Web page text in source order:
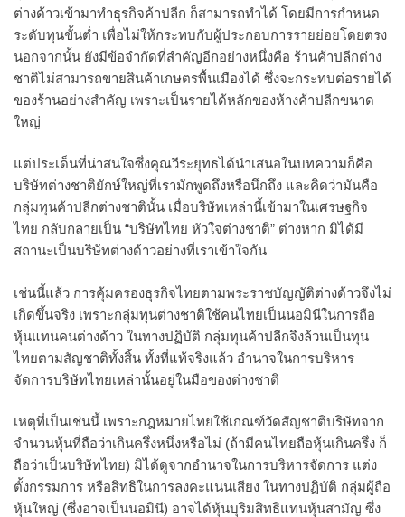
ต่างด้าวเข้ามาทำธุรกิจค้าปลีก ก็สามารถทำได้ โดยมีการกำหนด
ระดับทุนขั้นต่ำ เพื่อไม่ให้กระทบกับผู้ประกอบการรายย่อยโดยตรง
นอกจากนั้น ยังมีข้อจำกัดที่สำคัญอีกอย่างหนึ่งคือ ร้านค้าปลีกต่าง
ชาติไม่สามารถขายสินค้าเกษตรพื้นเมืองได้ ซึ่งจะกระทบต่อรายได้
ของร้านอย่างสำคัญ เพราะเป็นรายได้หลักของห้างค้าปลีกขนาด
ใหญ่
แต่ประเด็นที่น่าสนใจซึ่งคุณวีระยุทธได้นำเสนอในบทความก็คือ
บริษัทต่างชาติยักษ์ใหญ่ที่เรามักพูดถึงหรือนึกถึง และคิดว่ามันคือ
กลุ่มทุนค้าปลีกต่างชาตินั้น เมื่อบริษัทเหล่านี้เข้ามาในเศรษฐกิจ
ไทย กลับกลายเป็น “บริษัทไทย หัวใจต่างชาติ” ต่างหาก มิได้มี
สถานะเป็นบริษัทต่างด้าวอย่างที่เราเข้าใจกัน
เช่นนี้แล้ว การคุ้มครองธุรกิจไทยตามพระราชบัญญัติต่างด้าวจึงไม่
เกิดขึ้นจริง เพราะกลุ่มทุนต่างชาติใช้คนไทยเป็นนอมินีในการถือ
หุ้นแทนคนต่างด้าว ในทางปฏิบัติ กลุ่มทุนค้าปลีกจึงล้วนเป็นทุน
ไทยตามสัญชาติทั้งสิ้น ทั้งที่แท้จริงแล้ว อำนาจในการบริหาร
จัดการบริษัทไทยเหล่านั้นอยู่ในมือของต่างชาติ
เหตุที่เป็นเช่นนี้ เพราะกฎหมายไทยใช้เกณฑ์วัดสัญชาติบริษัทจาก
จำนวนหุ้นที่ถือว่าเกินครึ่งหนึ่งหรือไม่ (ถ้ามีคนไทยถือหุ้นเกินครึ่ง ก็
ถือว่าเป็นบริษัทไทย) มิได้ดูจากอำนาจในการบริหารจัดการ แต่ง
ตั้งกรรมการ หรือสิทธิในการลงคะแนนเสียง ในทางปฏิบัติ กลุ่มผู้ถือ
หุ้นใหญ่ (ซึ่งอาจเป็นนอมินี) อาจได้หุ้นบุริมสิทธิแทนหุ้นสามัญ ซึ่ง